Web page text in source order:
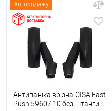
Хіт продажу
Антипаніка врізна CISA Fast
Push 59607.10 без штанги